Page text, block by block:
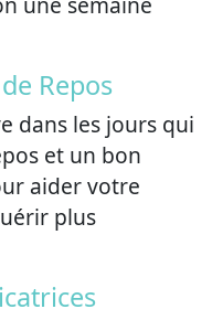
Repos
dans les jours qui
et un bon
aider votre
plus